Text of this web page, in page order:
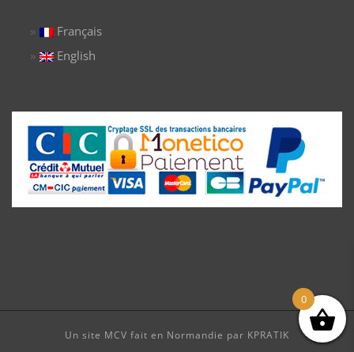
Français
English
Un site MCV fait en Normandie par KPRATIK
0